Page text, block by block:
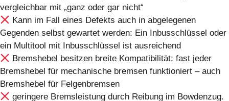
vergleichbar mit „ganz oder gar nicht“
Kann im Fall eines Defekts auch in abgelegenen
Gegenden selbst gewartet werden: Ein Inbusschlüssel oder
ein Multitool mit Inbusschlüssel ist ausreichend
Bremshebel besitzen breite Kompatibilität: fast jeder
Bremshebel für mechanische bremsen funktioniert – auch
Bremshebel für Felgenbremsen
geringere Bremsleistung durch Reibung im Bowdenzug.